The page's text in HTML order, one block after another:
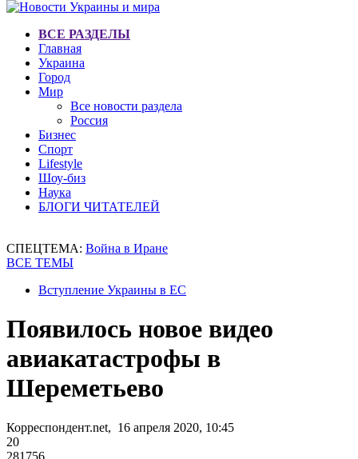
ВСЕ РАЗДЕЛЫ
Главная
Украина
Город
Мир
Все новости раздела
Россия
Бизнес
Спорт
Lifestyle
Шоу-биз
Наука
БЛОГИ ЧИТАТЕЛЕЙ
СПЕЦТЕМА: Война в Иране
ВСЕ ТЕМЫ
Вступление Украины в ЕС
Появилось новое видео
авиакатастрофы в
Шереметьево
Корреспондент.net, 16 апреля 2020, 10:45
20
281756